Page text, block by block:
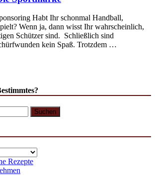
Habt Ihr schonmal Handball,
Wenn ja, dann wisst Ihr wahrscheinlich,
Schützer sind. Schließlich sind
kein Spaß. Trotzdem …
Rezepte